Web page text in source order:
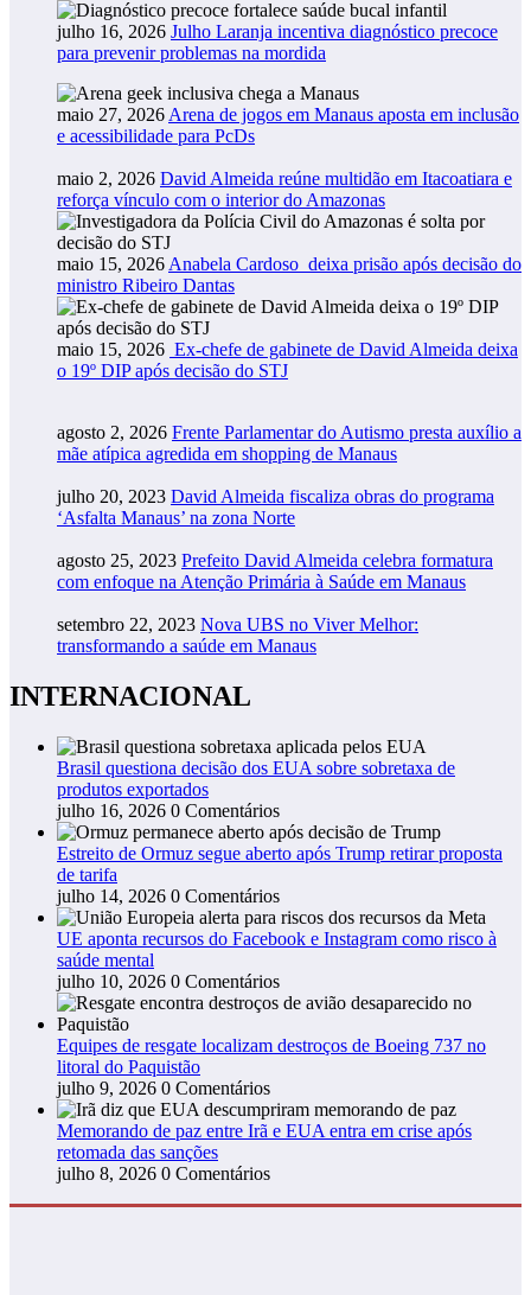
julho 16, 2026 Julho Laranja incentiva diagnóstico precoce
para prevenir problemas na mordida
maio 27, 2026 Arena de jogos em Manaus aposta em inclusão
e acessibilidade para PcDs
maio 2, 2026 David Almeida reúne multidão em Itacoatiara e
reforça vínculo com o interior do Amazonas
maio 15, 2026 Anabela Cardoso deixa prisão após decisão do
ministro Ribeiro Dantas
maio 15, 2026 Ex-chefe de gabinete de David Almeida deixa
o 19º DIP após decisão do STJ
agosto 2, 2026 Frente Parlamentar do Autismo presta auxílio a
mãe atípica agredida em shopping de Manaus
julho 20, 2023 David Almeida fiscaliza obras do programa
‘Asfalta Manaus’ na zona Norte
agosto 25, 2023 Prefeito David Almeida celebra formatura
com enfoque na Atenção Primária à Saúde em Manaus
setembro 22, 2023 Nova UBS no Viver Melhor:
transformando a saúde em Manaus
INTERNACIONAL
Brasil questiona decisão dos EUA sobre sobretaxa de
produtos exportados
julho 16, 2026 0 Comentários
Estreito de Ormuz segue aberto após Trump retirar proposta
de tarifa
julho 14, 2026 0 Comentários
UE aponta recursos do Facebook e Instagram como risco à
saúde mental
julho 10, 2026 0 Comentários
Equipes de resgate localizam destroços de Boeing 737 no
litoral do Paquistão
julho 9, 2026 0 Comentários
Memorando de paz entre Irã e EUA entra em crise após
retomada das sanções
julho 8, 2026 0 Comentários